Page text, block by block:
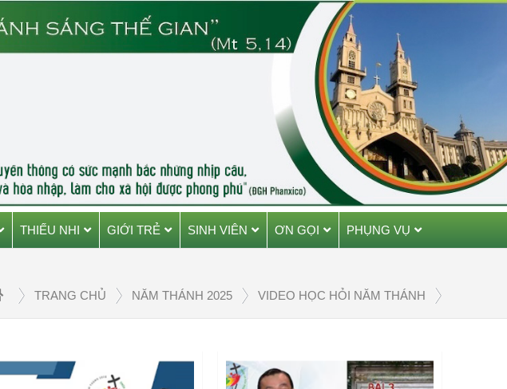
THIẾU NHI GIỚI TRẺ SINH VIÊN ƠN GỌI PHỤNG VỤ
TRANG CHỦ NĂM THÁNH 2025 VIDEO HỌC HỎI NĂM THÁNH